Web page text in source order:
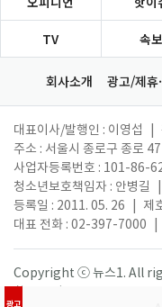
광고
TV 속보
회사소개 광고/제휴
대표이사/발행인 : 이영섭
주소 : 서울시 종로구 종로
사업자등록번호 : 101-86-
청소년보호책임자 : 안병길
등록일 : 2011. 05. 26
제
대표 전화 : 02-397-7000
Copyright ⓒ 뉴스1. All
활용 금지.